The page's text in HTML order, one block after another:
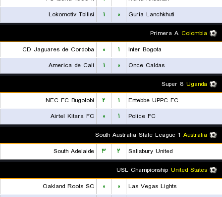
Guria Lanchkhuti
۰ ۱
Lokomotiv Tbilisi
Colombia
Primera A
Inter Bogota
۱ ۰
CD Jaguares de Cordoba
Once Caldas
۰ ۱
America de Cali
Uganda
Super 8
Entebbe UPPC FC
۱ ۲
NEC FC Bugolobi
Police FC
۱ ۰
Airtel Kitara FC
Australia
South Australia State League 1
Salisbury United
۲ ۳
South Adelaide
United States
USL Championship
Las Vegas Lights
۰ ۰
Oakland Roots SC